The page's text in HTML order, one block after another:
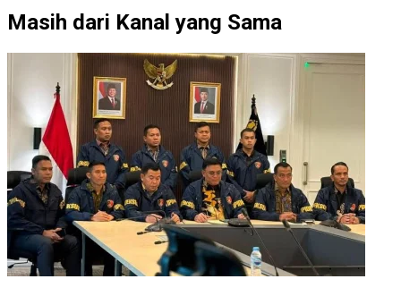
Masih dari Kanal yang Sama